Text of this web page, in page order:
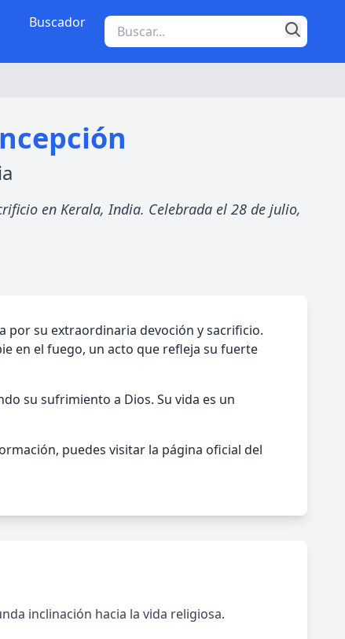
Buscador
en Kerala, India. Celebrada el 28 de julio,
por su extraordinaria devoción y sacrificio.
en el fuego, un acto que refleja su fuerte
su sufrimiento a Dios. Su vida es un
puedes visitar la página oficial del
inclinación hacia la vida religiosa.